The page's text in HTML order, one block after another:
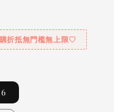
折抵無門檻無上限♡